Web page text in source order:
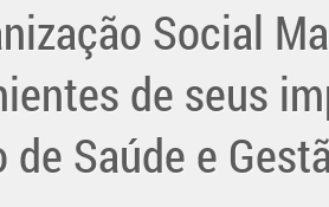
Social
de seus
Saúde e